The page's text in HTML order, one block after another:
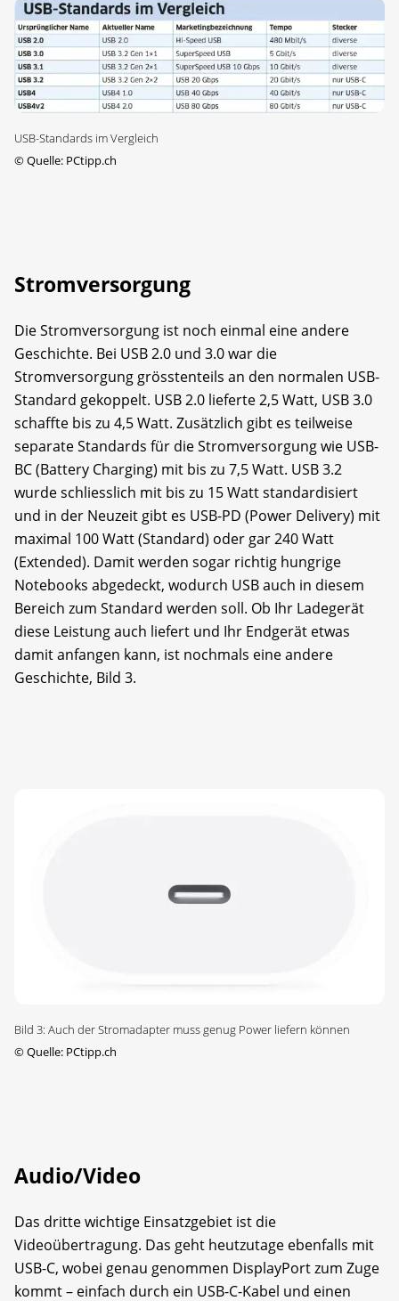
USB-Standards im Vergleich
©Quelle: PCtipp.ch
Stromversorgung
Die Stromversorgung ist noch einmal eine andere
Geschichte. Bei USB 2.0 und 3.0 war die
Stromversorgung grösstenteils an den normalen USB-
Standard gekoppelt. USB 2.0 lieferte 2,5 Watt, USB 3.0
schaffte bis zu 4,5 Watt. Zusätzlich gibt es teilweise
separate Standards für die Stromversorgung wie USB-
BC (Battery Charging) mit bis zu 7,5 Watt. USB 3.2
wurde schliesslich mit bis zu 15 Watt standardisiert
und in der Neuzeit gibt es USB-PD (Power Delivery) mit
maximal 100 Watt (Standard) oder gar 240 Watt
(Extended). Damit werden sogar richtig hungrige
Notebooks abgedeckt, wodurch USB auch in diesem
Bereich zum Standard werden soll. Ob Ihr Ladegerät
diese Leistung auch liefert und Ihr Endgerät etwas
damit anfangen kann, ist nochmals eine andere
Geschichte, Bild 3.
Bild 3: Auch der Stromadapter muss genug Power liefern können
©Quelle: PCtipp.ch
Audio/Video
Das dritte wichtige Einsatzgebiet ist die
Videoübertragung. Das geht heutzutage ebenfalls mit
USB-C, wobei genau genommen DisplayPort zum Zuge
kommt – einfach durch ein USB-C-Kabel und einen